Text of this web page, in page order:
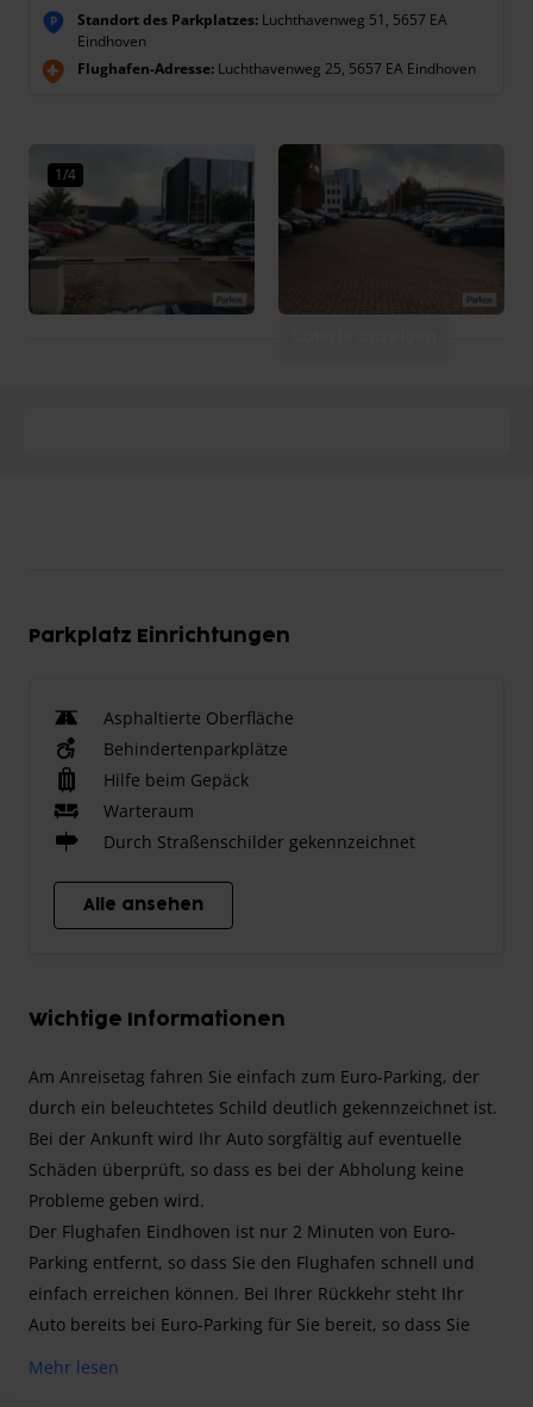
P Standort des Parkplatzes: Luchthavenweg 51, 5657 EA
Eindhoven
Flughafen-Adresse: Luchthavenweg 25, 5657 EA Eindhoven
1/4
Parkplatz Einrichtungen
Asphaltierte Oberfläche
Behindertenparkplätze
Hilfe beim Gepäck
Warteraum
Durch Straßenschilder gekennzeichnet
Alle ansehen
Wichtige Informationen
Am Anreisetag fahren Sie einfach zum Euro-Parking, der
durch ein beleuchtetes Schild deutlich gekennzeichnet ist.
Bei der Ankunft wird Ihr Auto sorgfältig auf eventuelle
Schäden überprüft, so dass es bei der Abholung keine
Probleme geben wird.
Der Flughafen Eindhoven ist nur 2 Minuten von Euro-
Parking entfernt, so dass Sie den Flughafen schnell und
einfach erreichen können. Bei Ihrer Rückkehr steht Ihr
Auto bereits bei Euro-Parking für Sie bereit, so dass Sie
Mehr lesen